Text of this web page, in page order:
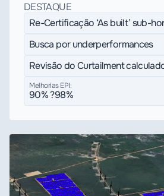
DESTAQUE
Re-Certificação ‘As built’ sub-
Busca por underperformances
Revisão do Curtailment
Melhorias EPI:
90% ?98%